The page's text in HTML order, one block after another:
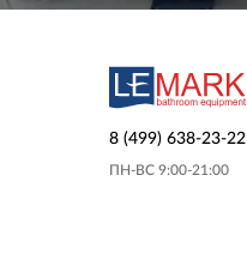
8 (499) 638-23-22
ПН-ВС 9:00-21:00